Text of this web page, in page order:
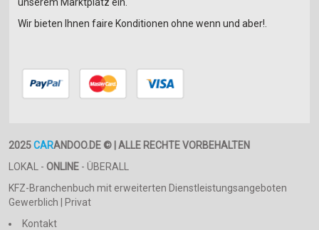
unserem Marktplatz ein.
Wir bieten Ihnen faire Konditionen ohne wenn und aber!.
2025CARANDOO.DE © | ALLE RECHTE VORBEHALTEN
LOKAL - ONLINE - ÜBERALL
KFZ-Branchenbuch mit erweiterten Dienstleistungsangeboten
Gewerblich | Privat
Kontakt